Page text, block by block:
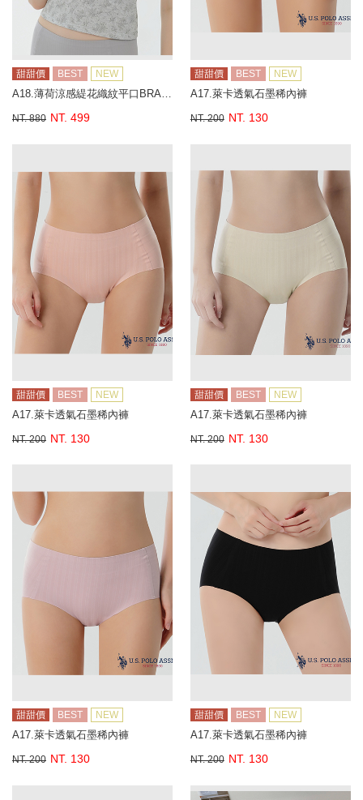
甜甜價 BEST NEW
A18.薄荷涼感緹花織紋平口BRA背心
NT. 880 NT. 499
甜甜價 BEST NEW
A17.萊卡透氣石墨稀內褲
NT. 200 NT. 130
甜甜價 BEST NEW
A17.萊卡透氣石墨稀內褲
NT. 200 NT. 130
甜甜價 BEST NEW
A17.萊卡透氣石墨稀內褲
NT. 200 NT. 130
甜甜價 BEST NEW
A17.萊卡透氣石墨稀內褲
NT. 200 NT. 130
甜甜價 BEST NEW
A17.萊卡透氣石墨稀內褲
NT. 200 NT. 130